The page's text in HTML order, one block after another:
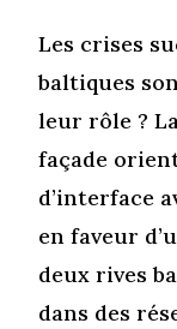
Les crises
baltiques
leur rôle ?
façade
d’interface
en faveur
deux rives
dans des